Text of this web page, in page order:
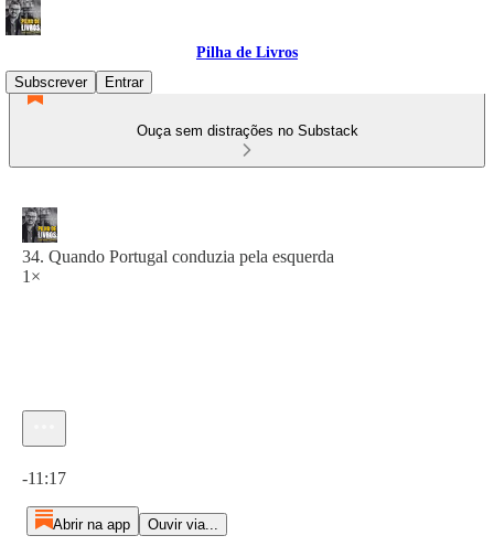
Pilha de Livros
Subscrever
Entrar
Ouça sem distrações no Substack
34. Quando Portugal conduzia pela esquerda
1×
-11:17
Abrir na app Ouvir via...